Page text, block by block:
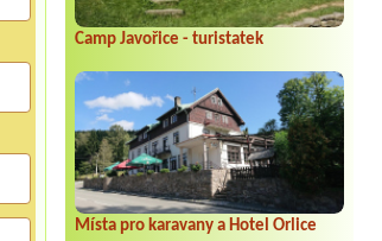
Camp Javořice - turistatek
Místa pro karavany a Hotel Orlice